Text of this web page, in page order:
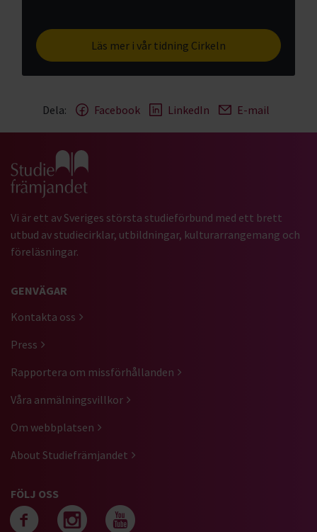
Läs mer i vår tidning Cirkeln
Dela: Facebook LinkedIn E-mail
Gå till studiefrämjandets startsida
Vi är ett av Sveriges största studieförbund med ett brett
utbud av studiecirklar, utbildningar, kulturarrangemang och
föreläsningar.
GENVÄGAR
Kontakta oss
Press
Rapportera om missförhållanden
Våra anmälningsvillkor
Om webbplatsen
About Studiefrämjandet
FÖLJ OSS